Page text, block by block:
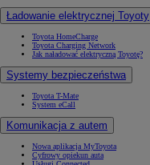
Ładowanie elektrycznej Toyoty
Toyota HomeCharge
Toyota Charging Network
Jak naładować elektryczną Toyotę?
Systemy bezpieczeństwa
Toyota T-Mate
System eCall
Komunikacja z autem
Nowa aplikacja MyToyota
Cyfrowy opiekun auta